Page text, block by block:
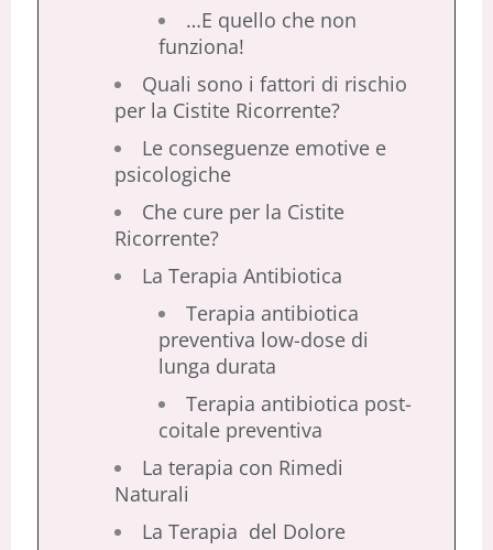
…E quello che non
funziona!
Quali sono i fattori di rischio
per la Cistite Ricorrente?
Le conseguenze emotive e
psicologiche
Che cure per la Cistite
Ricorrente?
La Terapia Antibiotica
Terapia antibiotica
preventiva low-dose di
lunga durata
Terapia antibiotica post-
coitale preventiva
La terapia con Rimedi
Naturali
La Terapia del Dolore